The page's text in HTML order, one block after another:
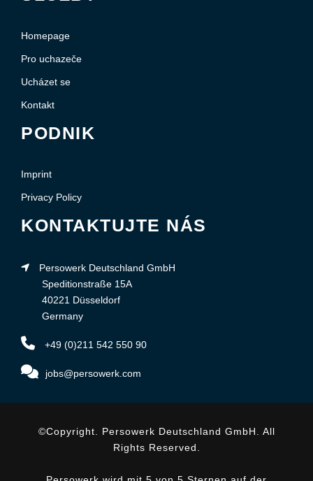
Homepage
Pro uchazeče
Ucházet se
Kontakt
PODNIK
Imprint
Privacy Policy
KONTAKTUJTE NÁS
Persowerk Deutschland GmbH
Speditionstraße 15A
40221 Düsseldorf
Germany
+49 (0)211 542 550 90
jobs@persowerk.com
©Copyright. Persowerk Deutschland GmbH. All
Rights Reserved.